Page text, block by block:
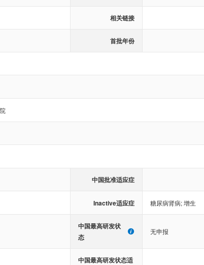
相关链接
首批年份
中国批准适应症
Inactive适应症 糖尿病肾病;增生
中国最高研发状
态
无申报
中国最高研发状态适